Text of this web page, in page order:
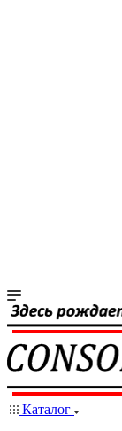
Каталог